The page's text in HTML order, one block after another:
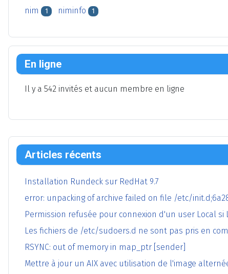
Articles récents
Installation Rundeck sur RedHat 9.7
error: unpacking of archive failed on file /etc/
Permission refusée pour connexion d'un user Local si
Les fichiers de /etc/sudoers.d ne sont pas pris en
RSYNC: out of memory in map_ptr [sender]
Mettre à jour un AIX avec utilisation de l'image
nim 1 niminfo 1
En ligne
Il y a 542 invités et aucun membre en ligne